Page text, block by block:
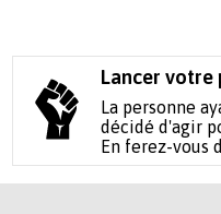
Lancer
La personne
décidé d'agir
En ferez-vous